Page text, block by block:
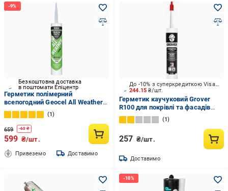
Безкоштовна доставка
в поштомати Епіцентр
Герметик полімерний
всепогодний Geocel All Weather
310 мл Прозорий (7100012)
1
659 -60 ₴
599 ₴/шт.
Привеземо Доставимо
244.15₴/шт.
До -10% з суперкредиткою Visa Вигода
Герметик каучуковий Grover
R100 для покрівлі та фасадів
прозорий 300 мл
1
257 ₴/шт.
Доставимо